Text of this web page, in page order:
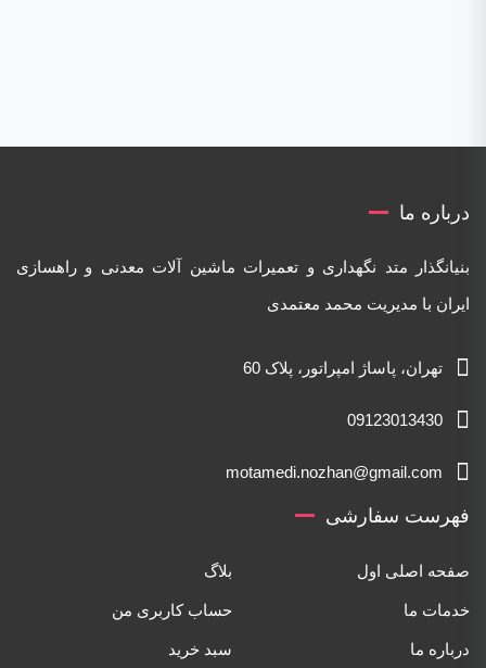
درباره ما
بنیانگذار متد نگهداری و تعمیرات ماشین آلات معدنی و راهسازی
ایران با مدیریت محمد معتمدی
تهران، پاساژ امپراتور، پلاک 60
09123013430
motamedi.nozhan@gmail.com
فهرست سفارشی
صفحه اصلی اول بلاگ
خدمات ما حساب کاربری من
درباره ما سبد خرید